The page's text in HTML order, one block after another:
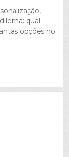
qual
opções no